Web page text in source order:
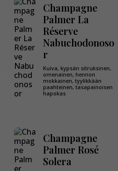
Champagne
Palmer La
Réserve
Nabuchodonoso
r
Kuiva, kypsän sitruksinen,
omenainen, hennon
mokkainen, tyylikkään
paahteinen, tasapainoisen
hapokas
Champagne
Palmer Rosé
Solera